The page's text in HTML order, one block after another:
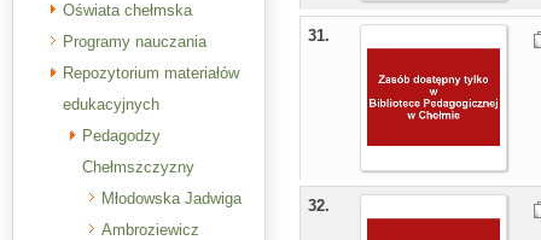
Oświata chełmska
Programy nauczania
Repozytorium materiałów
edukacyjnych
Pedagodzy
Chełmszczyzny
Młodowska Jadwiga
Ambroziewicz
31.
32.